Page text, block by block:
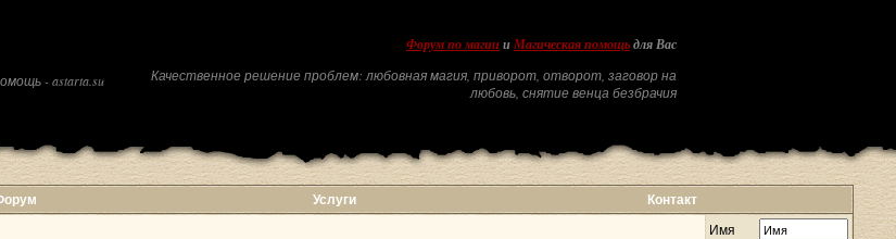
- astarta.su
Форум по магии и Магическая помощь для Вас
Качественное решение проблем: любовная магия, приворот, отворот, заговор на
любовь, снятие венца безбрачия
Услуги Контакт
Имя